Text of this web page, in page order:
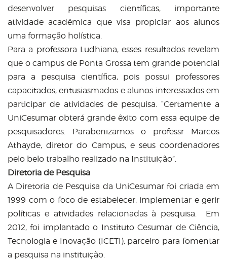
desenvolver pesquisas científicas, importante
atividade acadêmica que visa propiciar aos alunos
uma formação holística.
Para a professora Ludhiana, esses resultados revelam
que o campus de Ponta Grossa tem grande potencial
para a pesquisa científica, pois possui professores
capacitados, entusiasmados e alunos interessados em
participar de atividades de pesquisa. “Certamente a
UniCesumar obterá grande êxito com essa equipe de
pesquisadores. Parabenizamos o professr Marcos
Athayde, diretor do Campus, e seus coordenadores
pelo belo trabalho realizado na Instituição”.
Diretoria de Pesquisa
A Diretoria de Pesquisa da UniCesumar foi criada em
1999 com o foco de estabelecer, implementar e gerir
políticas e atividades relacionadas à pesquisa. Em
2012, foi implantado o Instituto Cesumar de Ciência,
Tecnologia e Inovação (ICETI), parceiro para fomentar
a pesquisa na instituição.